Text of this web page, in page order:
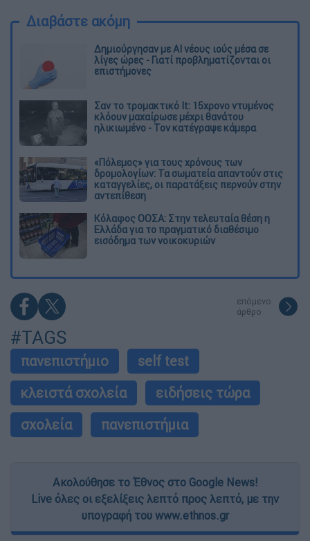
Διαβάστε ακόμη
Δημιούργησαν με AI νέους ιούς μέσα σε
λίγες ώρες - Γιατί προβληματίζονται οι
επιστήμονες
Σαν το τρομακτικό It: 15χρονο ντυμένος
κλόουν μαχαίρωσε μέχρι θανάτου
ηλικιωμένο - Τον κατέγραψε κάμερα
«Πόλεμος» για τους χρόνους των
δρομολογίων: Τα σωματεία απαντούν στις
καταγγελίες, οι παρατάξεις περνούν στην
αντεπίθεση
Κόλαφος ΟΟΣΑ: Στην τελευταία θέση η
Ελλάδα για το πραγματικό διαθέσιμο
εισόδημα των νοικοκυριών
επόμενο
άρθρο
#TAGS
πανεπιστήμιο
self test
κλειστά σχολεία
ειδήσεις τώρα
σχολεία
πανεπιστήμια
Ακολούθησε το Έθνος στο Google News!
Live όλες οι εξελίξεις λεπτό προς λεπτό, με την
υπογραφή του www.ethnos.gr